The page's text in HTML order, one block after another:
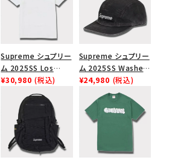
Supreme シュプリー
ム 2025SS Los
Angeles Fire Relief
Box Logo Tee ファ
イヤーリリーフボック
スロゴTシャツ ホワ
イト 白
¥30,980 (税込)
Supreme シュプリー
ム 2025SS Washed
Chino Twill Camp
Cap ウォッシュチノツ
イルキャンプキャップ
ブラック 黒
¥24,980 (税込)